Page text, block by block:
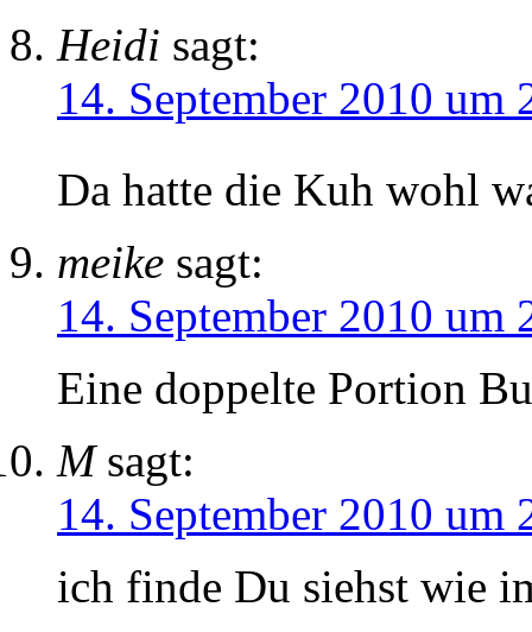
Heidi sagt:
14. September 2010 um
Da hatte die Kuh wohl
meike sagt:
14. September 2010 um
Eine doppelte Portion
M sagt:
14. September 2010 um
ich finde Du siehst wie